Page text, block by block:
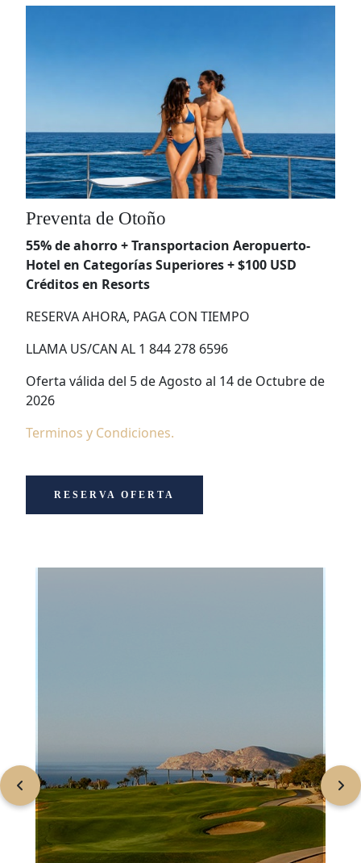
Preventa de Otoño
55% de ahorro + Transportacion Aeropuerto-
Hotel en Categorías Superiores + $100 USD
Créditos en Resorts
RESERVA AHORA, PAGA CON TIEMPO
LLAMA US/CAN AL 1 844 278 6596
Oferta válida del 5 de Agosto al 14 de Octubre de
2026
Terminos y Condiciones.
RESERVA OFERTA